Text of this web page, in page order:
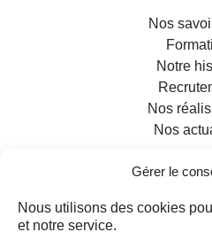
Gérer le
Nous utilisons des cookies
et notre service.
Nos
Notre
Nos
Nos